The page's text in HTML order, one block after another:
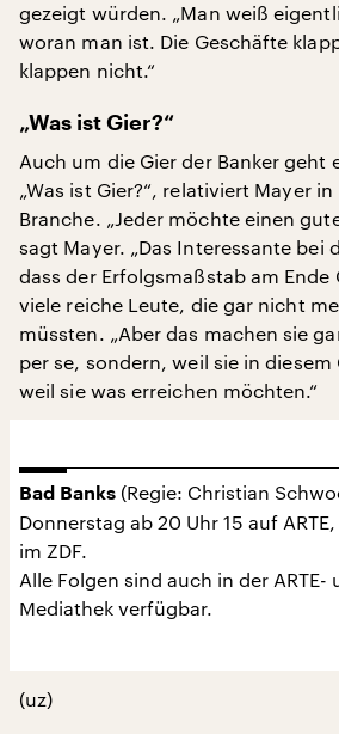
gezeigt würden. „Man weiß
woran man ist. Die Geschäfte
klappen nicht.“
„Was ist Gier?“
Auch um die Gier der Banker geht
„Was ist Gier?“, relativiert Mayer
Branche. „Jeder möchte einen
sagt Mayer. „Das Interessante bei
dass der Erfolgsmaßstab am Ende
viele reiche Leute, die gar nicht
müssten. „Aber das machen sie
per se, sondern, weil sie in
weil sie was erreichen möchten.“
Bad Banks (Regie: Christian
Donnerstag ab 20 Uhr 15 auf
im ZDF.
Alle Folgen sind auch in der ARTE-
Mediathek verfügbar.
(uz)